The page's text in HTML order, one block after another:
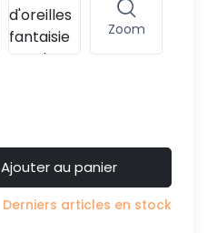
Zoom
Ajouter au panier
Derniers articles en stock